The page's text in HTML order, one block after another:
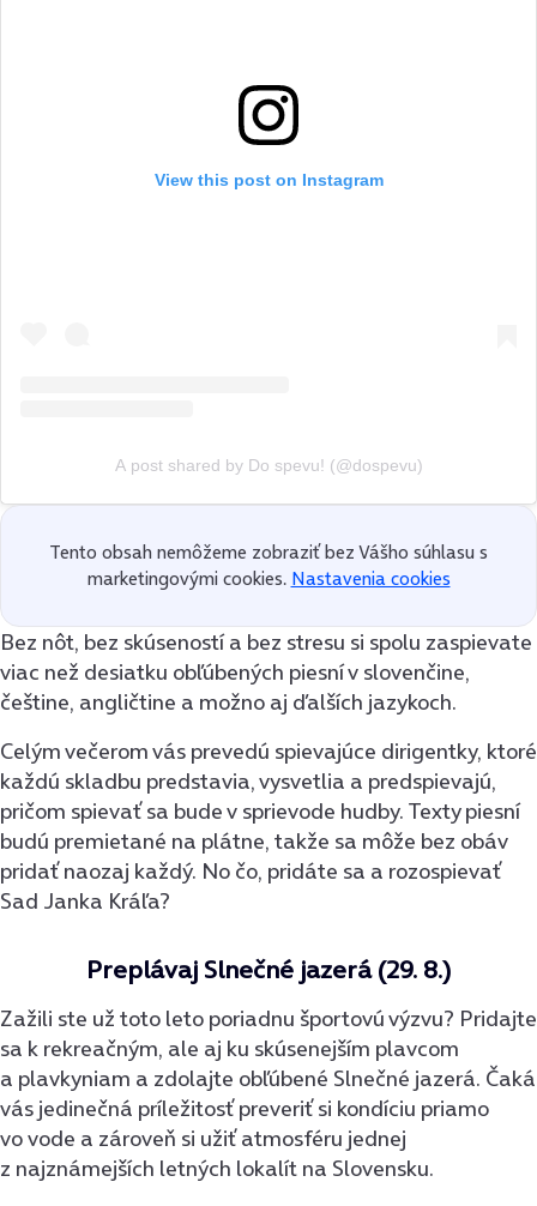
View this post on Instagram
A post shared by Do spevu! (@dospevu)
Tento obsah nemôžeme zobraziť bez Vášho súhlasu s
marketingovými cookies. Nastavenia cookies
Bez nôt, bez skúseností a bez stresu si spolu zaspievate
viac než desiatku obľúbených piesní v slovenčine,
češtine, angličtine a možno aj ďalších jazykoch.
Celým večerom vás prevedú spievajúce dirigentky, ktoré
každú skladbu predstavia, vysvetlia a predspievajú,
pričom spievať sa bude v sprievode hudby. Texty piesní
budú premietané na plátne, takže sa môže bez obáv
pridať naozaj každý. No čo, pridáte sa a rozospievať
Sad Janka Kráľa?
Preplávaj Slnečné jazerá (29. 8.)
Zažili ste už toto leto poriadnu športovú výzvu? Pridajte
sa k rekreačným, ale aj ku skúsenejším plavcom
a plavkyniam a zdolajte obľúbené Slnečné jazerá. Čaká
vás jedinečná príležitosť preveriť si kondíciu priamo
vo vode a zároveň si užiť atmosféru jednej
z najznámejších letných lokalít na Slovensku.